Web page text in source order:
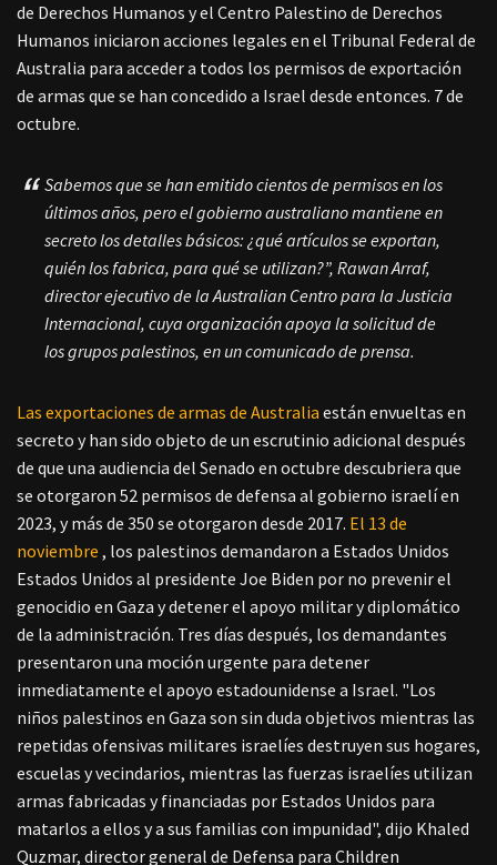
de Derechos Humanos y el Centro Palestino de Derechos
Humanos iniciaron acciones legales en el Tribunal Federal de
Australia para acceder a todos los permisos de exportación
de armas que se han concedido a Israel desde entonces. 7 de
octubre.
Sabemos que se han emitido cientos de permisos en los
últimos años, pero el gobierno australiano mantiene en
secreto los detalles básicos: ¿qué artículos se exportan,
quién los fabrica, para qué se utilizan?”, Rawan Arraf,
director ejecutivo de la Australian Centro para la Justicia
Internacional, cuya organización apoya la solicitud de
los grupos palestinos, en un comunicado de prensa.
Las exportaciones de armas de Australia están envueltas en
secreto y han sido objeto de un escrutinio adicional después
de que una audiencia del Senado en octubre descubriera que
se otorgaron 52 permisos de defensa al gobierno israelí en
2023, y más de 350 se otorgaron desde 2017. El 13 de
noviembre , los palestinos demandaron a Estados Unidos
Estados Unidos al presidente Joe Biden por no prevenir el
genocidio en Gaza y detener el apoyo militar y diplomático
de la administración. Tres días después, los demandantes
presentaron una moción urgente para detener
inmediatamente el apoyo estadounidense a Israel. "Los
niños palestinos en Gaza son sin duda objetivos mientras las
repetidas ofensivas militares israelíes destruyen sus hogares,
escuelas y vecindarios, mientras las fuerzas israelíes utilizan
armas fabricadas y financiadas por Estados Unidos para
matarlos a ellos y a sus familias con impunidad", dijo Khaled
Quzmar, director general de Defensa para Children